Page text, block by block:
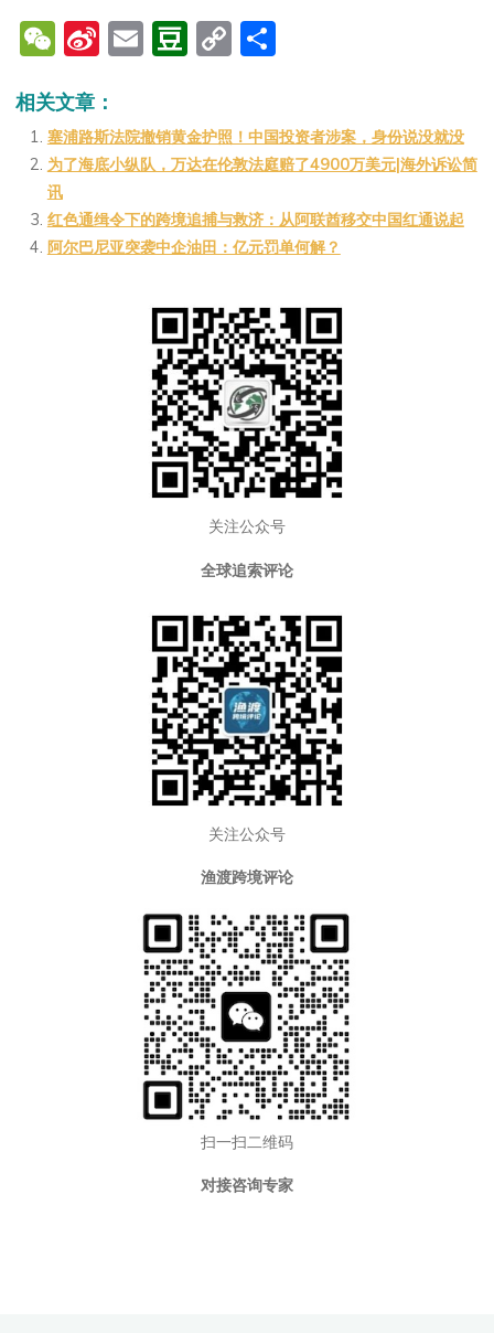
W
C
h
at
Si
a
W
ei
b
o
E
l
D
b
a
n
C
y
Li
n
k
相关文章：
塞浦路斯法院撤销黄金护照！中国投资者涉案，身份说没就没
为了海底小纵队，万达在伦敦法庭赔了4900万美元|海外诉讼简
讯
红色通缉令下的跨境追捕与救济：从阿联酋移交中国红通说起
阿尔巴尼亚突袭中企油田：亿元罚单何解？
关注公众号
全球追索评论
关注公众号
渔渡跨境评论
扫一扫二维码
对接咨询专家